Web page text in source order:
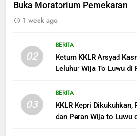
Buka Moratorium Pemekaran
1 week ago
02
BERITA
Ketum KKLR Arsyad
Leluhur Wija To Luwu di
03
BERITA
KKLR Kepri Dikukuhkan,
dan Peran Wija to Luwu